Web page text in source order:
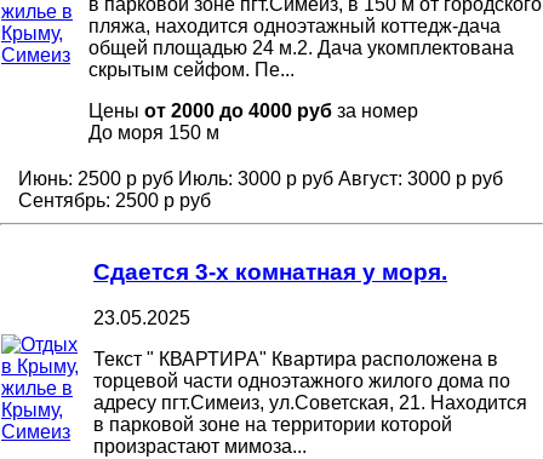
в парковой зоне пгт.Симеиз, в 150 м от городского
пляжа, находится одноэтажный коттедж-дача
общей площадью 24 м.2. Дача укомплектована
скрытым сейфом. Пе...
Цены от 2000 до 4000 руб за номер
До моря 150 м
Июнь: 2500 р руб Июль: 3000 р руб Август: 3000 р руб
Сентябрь: 2500 р руб
Сдается 3-х комнатная у моря.
23.05.2025
Текст " КВАРТИРА" Квартира расположена в
торцевой части одноэтажного жилого дома по
адресу пгт.Симеиз, ул.Советская, 21. Находится
в парковой зоне на территории которой
произрастают мимоза...